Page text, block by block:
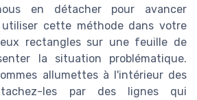
en détacher pour avancer
utiliser cette méthode dans votre
rectangles sur une feuille de
la situation problématique.
allumettes à l'intérieur des
les par des lignes qui